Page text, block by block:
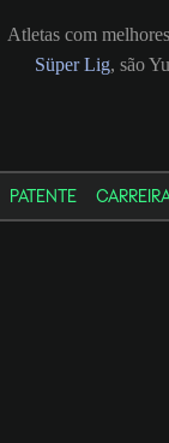
Atletas com
Süper Lig, são
PATENTE